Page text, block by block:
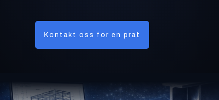
Kontakt oss for en prat